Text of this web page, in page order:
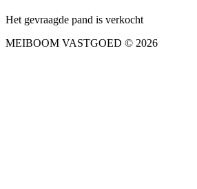
Het gevraagde pand is verkocht
MEIBOOM VASTGOED © 2026